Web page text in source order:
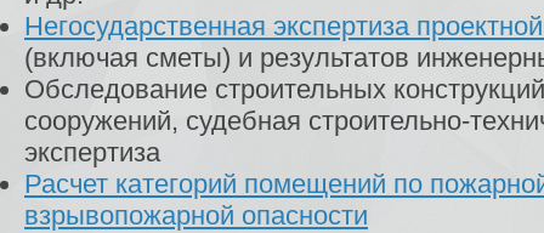
Негосударственная экспертиза
(включая сметы) и результатов
Обследование строительных
сооружений, судебная строительно-
экспертиза
Расчет категорий помещений по
взрывопожарной опасности